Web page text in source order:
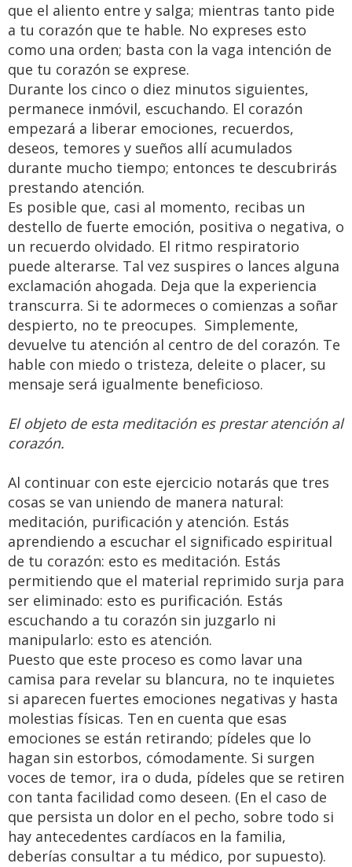
que el aliento entre y salga; mientras tanto pide
a tu corazón que te hable. No expreses esto
como una orden; basta con la vaga intención de
que tu corazón se exprese.
Durante los cinco o diez minutos siguientes,
permanece inmóvil, escuchando. El corazón
empezará a liberar emociones, recuerdos,
deseos, temores y sueños allí acumulados
durante mucho tiempo; entonces te descubrirás
prestando atención.
Es posible que, casi al momento, recibas un
destello de fuerte emoción, positiva o negativa, o
un recuerdo olvidado. El ritmo respiratorio
puede alterarse. Tal vez suspires o lances alguna
exclamación ahogada. Deja que la experiencia
transcurra. Si te adormeces o comienzas a soñar
despierto, no te preocupes. Simplemente,
devuelve tu atención al centro de del corazón. Te
hable con miedo o tristeza, deleite o placer, su
mensaje será igualmente beneficioso.
El objeto de esta meditación es prestar atención al
corazón.
Al continuar con este ejercicio notarás que tres
cosas se van uniendo de manera natural:
meditación, purificación y atención. Estás
aprendiendo a escuchar el significado espiritual
de tu corazón: esto es meditación. Estás
permitiendo que el material reprimido surja para
ser eliminado: esto es purificación. Estás
escuchando a tu corazón sin juzgarlo ni
manipularlo: esto es atención.
Puesto que este proceso es como lavar una
camisa para revelar su blancura, no te inquietes
si aparecen fuertes emociones negativas y hasta
molestias físicas. Ten en cuenta que esas
emociones se están retirando; pídeles que lo
hagan sin estorbos, cómodamente. Si surgen
voces de temor, ira o duda, pídeles que se retiren
con tanta facilidad como deseen. (En el caso de
que persista un dolor en el pecho, sobre todo si
hay antecedentes cardíacos en la familia,
deberías consultar a tu médico, por supuesto).